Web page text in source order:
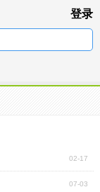
登录
02-17
07-03